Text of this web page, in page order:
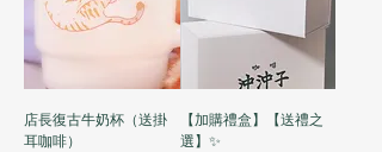
店長復古牛奶杯（送掛
耳咖啡）
【加購禮盒】【送禮之
選】✨